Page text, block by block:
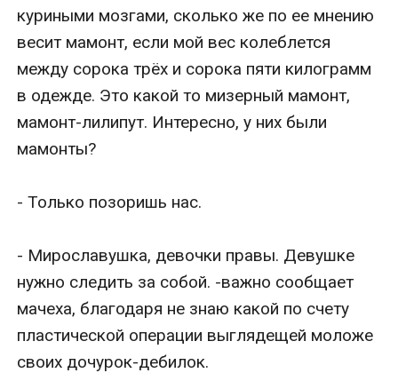
куриными мозгами, сколько же по ее мнению
весит мамонт, если мой вес колеблется
между сорока трёх и сорока пяти килограмм
в одежде. Это какой то мизерный мамонт,
мамонт-лилипут. Интересно, у них были
мамонты?
- Только позоришь нас.
- Мирославушка, девочки правы. Девушке
нужно следить за собой. -важно сообщает
мачеха, благодаря не знаю какой по счету
пластической операции выглядещей моложе
своих дочурок-дебилок.